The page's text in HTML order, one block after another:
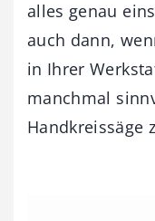
alles genau
auch dann,
in Ihrer
manchmal
Handkreissäge